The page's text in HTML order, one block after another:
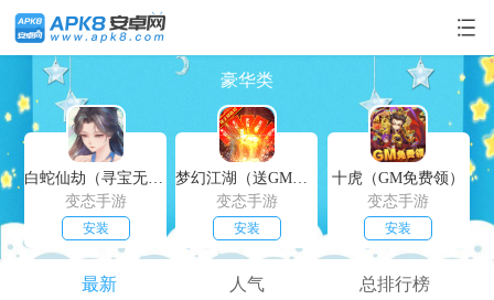
豪华类
白蛇仙劫（寻宝无限真充）
变态手游
安装
梦幻江湖（送GM特权）
变态手游
安装
十虎（GM免费领）
变态手游
安装
最新 人气 总排行榜